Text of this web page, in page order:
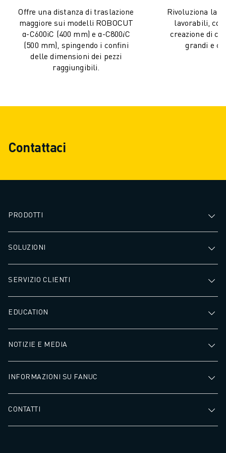
SOLUZIONI PER L’INDUSTRIA
SOLUZIONI PER EDUCATION
WORLDSKILLS E GIOVANI TALENTI
NOTIZIE E MEDIA
NOTIZIE E MEDIA
EVENTI FORMATIVI
FANUC IN EUROPA
UNISCITI A NOI " CAREER PORTAL
NOTE LEGALI
Offre una distanza di traslazione
maggiore sui modelli ROBOCUT
α-C600iC (400 mm) e α-C800𝑖C
(500 mm), spingendo i confini
delle dimensioni dei pezzi
raggiungibili.
Rivoluziona la
lavorabili,
creazione di
grandi e
Contattaci
PRODOTTI
SOLUZIONI
SERVIZIO CLIENTI
EDUCATION
NOTIZIE E MEDIA
INFORMAZIONI SU FANUC
CONTATTI